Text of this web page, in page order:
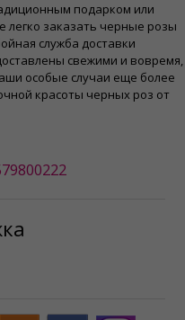
подарком или
легко заказать черные розы
служба доставки
свежими и вовремя,
особые случаи еще более
красоты черных роз от